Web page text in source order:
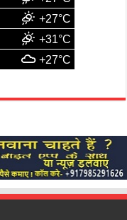
+27°C
+31°C
+27°C